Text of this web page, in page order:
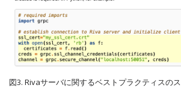
図3. Rivaサーバに関するベストプラクティスの